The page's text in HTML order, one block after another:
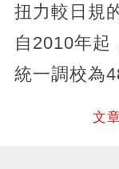
扭力較日規
自2010年起
統一調校為
文